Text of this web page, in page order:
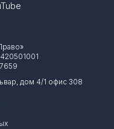
дом 4/1 офис 308